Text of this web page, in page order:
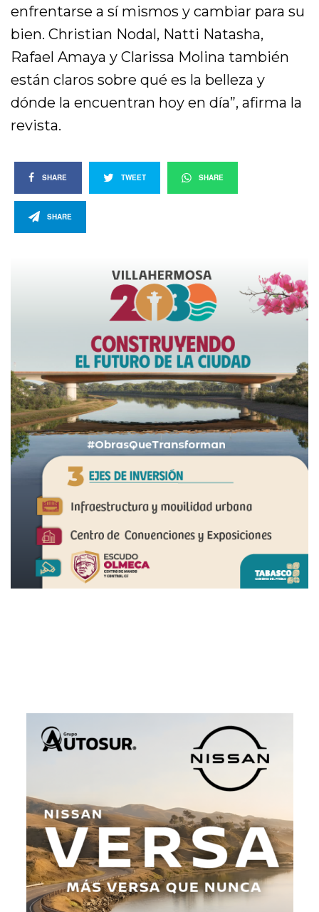
enfrentarse a sí mismos y cambiar para su
bien. Christian Nodal, Natti Natasha,
Rafael Amaya y Clarissa Molina también
están claros sobre qué es la belleza y
dónde la encuentran hoy en día”, afirma la
revista.
SHARE TWEET SHARE
SHARE